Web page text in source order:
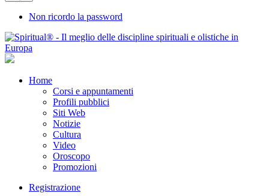
Non ricordo la password
Home
Corsi e appuntamenti
Profili pubblici
Siti Web
Notizie
Cultura
Video
Oroscopo
Promozioni
Registrazione